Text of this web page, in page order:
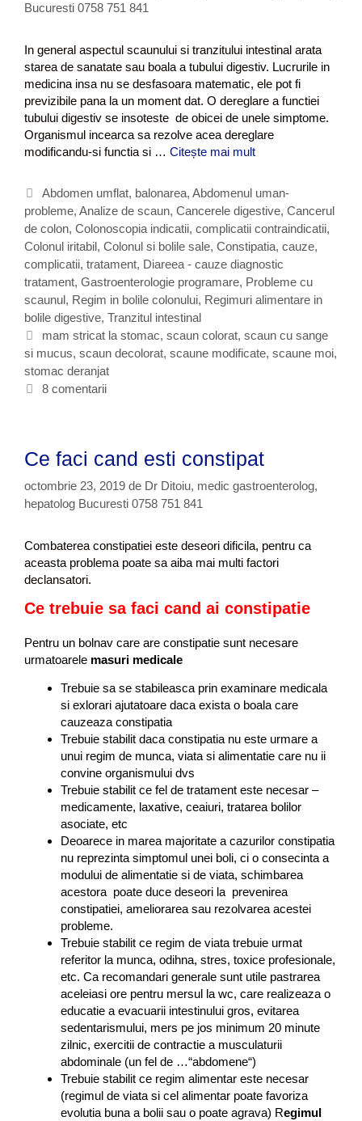
n
i
r
i
t
a
b
l
?
Bucuresti 0758 751 841
In general aspectul scaunului si tranzitului intestinal arata
starea de sanatate sau boala a tubului digestiv. Lucrurile in
medicina insa nu se desfasoara matematic, ele pot fi
previzibile pana la un moment dat. O dereglare a functiei
tubului digestiv se insoteste de obicei de unele simptome.
Organismul incearca sa rezolve acea dereglare
modificandu-si functia si … Citește mai mult
f
i
c
a
r
i
e
s
i
r
i
n
e
n
l
-
i
m
t
o
m
e
,
i
a
g
n
o
s
t
c
,
C
a
t
e
g
o
r
i
i
Abdomen umflat, balonarea, Abdomenul uman-
probleme, Analize de scaun, Cancerele digestive, Cancerul
de colon, Colonoscopia indicatii, complicatii contraindicatii,
Colonul iritabil, Colonul si bolile sale, Constipatia, cauze,
complicatii, tratament, Diareea - cauze diagnostic
tratament, Gastroenterologie programare, Probleme cu
scaunul, Regim in bolile colonului, Regimuri alimentare in
bolile digestive, Tranzitul intestinal
E
t
i
c
e
mam stricat la stomac, scaun colorat, scaun cu sange
si mucus, scaun decolorat, scaune modificate, scaune moi,
stomac deranjat
8 comentarii
Ce faci cand esti constipat
octombrie 23, 2019 de Dr Ditoiu, medic gastroenterolog,
hepatolog Bucuresti 0758 751 841
Combaterea constipatiei este deseori dificila, pentru ca
aceasta problema poate sa aiba mai multi factori
declansatori.
Ce trebuie sa faci cand ai constipatie
Pentru un bolnav care are constipatie sunt necesare
urmatoarele masuri medicale
Trebuie sa se stabileasca prin examinare medicala
si exlorari ajutatoare daca exista o boala care
cauzeaza constipatia
Trebuie stabilit daca constipatia nu este urmare a
unui regim de munca, viata si alimentatie care nu ii
convine organismului dvs
Trebuie stabilit ce fel de tratament este necesar –
medicamente, laxative, ceaiuri, tratarea bolilor
asociate, etc
Deoarece in marea majoritate a cazurilor constipatia
nu reprezinta simptomul unei boli, ci o consecinta a
modului de alimentatie si de viata, schimbarea
acestora poate duce deseori la prevenirea
constipatiei, ameliorarea sau rezolvarea acestei
probleme.
Trebuie stabilit ce regim de viata trebuie urmat
referitor la munca, odihna, stres, toxice profesionale,
etc. Ca recomandari generale sunt utile pastrarea
aceleiasi ore pentru mersul la wc, care realizeaza o
educatie a evacuarii intestinului gros, evitarea
sedentarismului, mers pe jos minimum 20 minute
zilnic, exercitii de contractie a musculaturii
abdominale (un fel de …“abdomene“)
Trebuie stabilit ce regim alimentar este necesar
(regimul de viata si cel alimentar poate favoriza
evolutia buna a bolii sau o poate agrava) Regimul